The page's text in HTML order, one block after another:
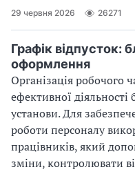
29 червня 2026 26271
Графік відпусток:
оформлення
Організація робочого
ефективної
установи. Для
роботи персоналу
працівників, який
зміни, контролювати